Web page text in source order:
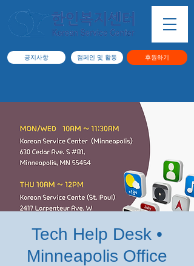
공지사항 캠페인 및 활동 후원하기
Tech Help Desk •
Minneapolis Office